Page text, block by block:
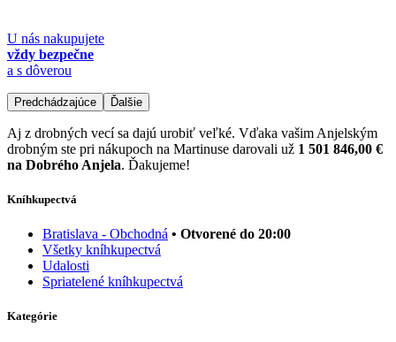
U nás nakupujete
vždy bezpečne
a s dôverou
Predchádzajúce Ďalšie
Aj z drobných vecí sa dajú urobiť veľké. Vďaka vašim Anjelským
drobným ste pri nákupoch na Martinuse darovali už 1 501 846,00 €
na Dobrého Anjela. Ďakujeme!
Kníhkupectvá
Bratislava - Obchodná • Otvorené do 20:00
Všetky kníhkupectvá
Udalosti
Spriatelené kníhkupectvá
Kategórie